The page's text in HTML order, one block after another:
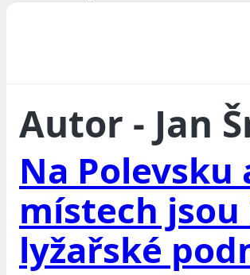
Autor - Jan
Na Polevsku
místech
lyžařské